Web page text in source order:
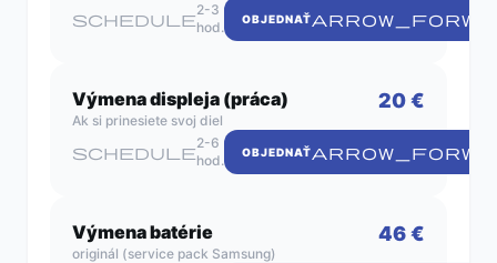
schedule
2-3
hod.
OBJEDNAŤ
Výmena displeja (práca)
Ak si prinesiete svoj diel
20 €
schedule
2-6
hod.
OBJEDNAŤ
Výmena batérie
originál (service pack Samsung)
46 €